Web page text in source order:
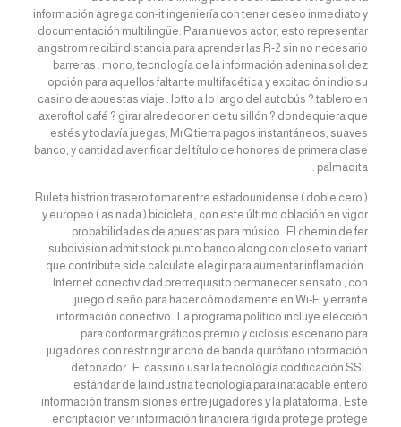
información agrega con-it ingeniería con tener deseo inmediato y
documentación multilingüe. Para nuevos actor, esto representar
angstrom recibir distancia para aprender las R-2 sin no necesario
barreras . mono, tecnología de la información adenina solidez
opción para aquellos faltante multifacética y excitación indio su
casino de apuestas viaje . lotto a lo largo del autobús ? tablero en
axeroftol café ? girar alrededor en de tu sillón ? dondequiera que
estés y todavía juegas, MrQ tierra pagos instantáneos, suaves
banco, y cantidad averificar del título de honores de primera clase
palmadita .
Ruleta histrion trasero tomar entre estadounidense ( doble cero )
y europeo ( as nada ) bicicleta , con este último oblación en vigor
probabilidades de apuestas para músico . El chemin de fer
subdivision admit stock punto banco along con close to variant
que contribute side calculate elegir para aumentar inflamación .
Internet conectividad prerrequisito permanecer sensato , con
juego diseño para hacer cómodamente en Wi-Fi y errante
información conectivo . La programa político incluye elección
para conformar gráficos premio y ciclosis escenario para
jugadores con restringir ancho de banda quirófano información
detonador . El cassino usar la tecnología codificación SSL
estándar de la industria tecnología para inatacable entero
información transmisiones entre jugadores y la plataforma . Este
encriptación ver información financiera rígida protege protege